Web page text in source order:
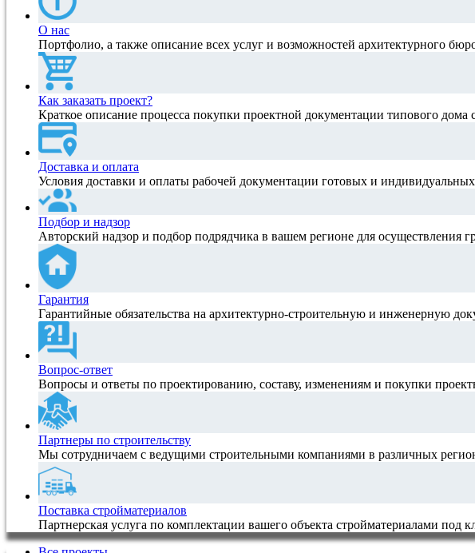
О нас
Портфолио, а также описание всех услуг и возможностей архитектурного
Как заказать проект?
Краткое описание процесса покупки проектной документации типового дома
Доставка и оплата
Условия доставки и оплаты рабочей документации готовых и
Подбор и надзор
Авторский надзор и подбор подрядчика в вашем регионе для осуществления
Гарантия
Гарантийные обязательства на архитектурно-строительную и инженерную
Вопрос-ответ
Вопросы и ответы по проектированию, составу, изменениям и покупки
Партнеры по строительству
Мы сотрудничаем с ведущими строительными компаниями в различных
Поставка стройматериалов
Партнерская услуга по комплектации вашего объекта стройматериалами под